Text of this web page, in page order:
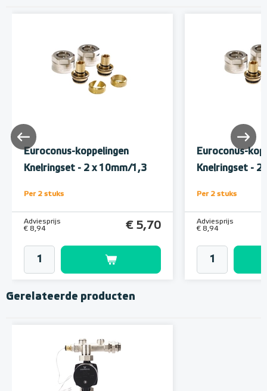
Euroconus-koppelingen
Knelringset - 2 x 10mm/1,3
Per 2 stuks
Adviesprijs
€ 8,94
€ 5,70
Euroconus-
Knelringset - 2
Per 2 stuks
Adviesprijs
€ 8,94
Gerelateerde producten